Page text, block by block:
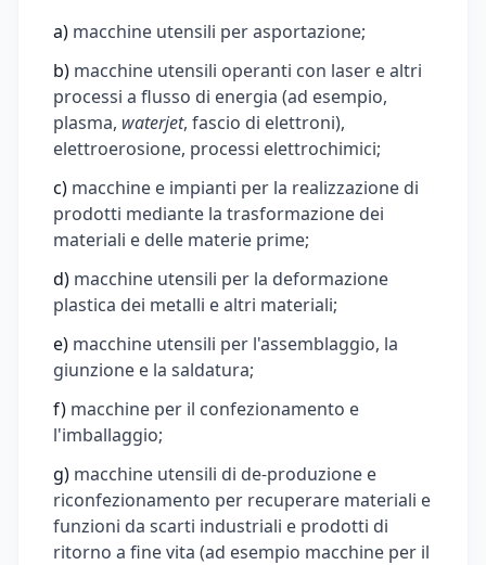
a) macchine utensili per asportazione;
b) macchine utensili operanti con laser e altri
processi a flusso di energia (ad esempio,
plasma, waterjet, fascio di elettroni),
elettroerosione, processi elettrochimici;
c) macchine e impianti per la realizzazione di
prodotti mediante la trasformazione dei
materiali e delle materie prime;
d) macchine utensili per la deformazione
plastica dei metalli e altri materiali;
e) macchine utensili per l'assemblaggio, la
giunzione e la saldatura;
f) macchine per il confezionamento e
l'imballaggio;
g) macchine utensili di de-produzione e
riconfezionamento per recuperare materiali e
funzioni da scarti industriali e prodotti di
ritorno a fine vita (ad esempio macchine per il